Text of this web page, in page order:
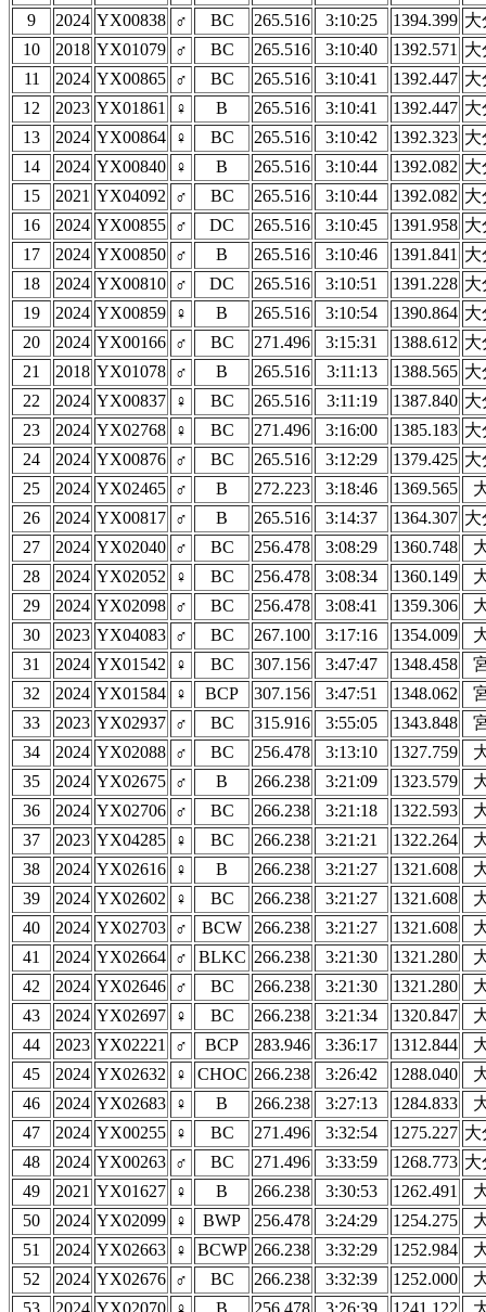
9 2024 YX00838 ♂ BC 265.516 3:10:25 1394.399 大
10
2018 YX01079 ♂ BC 265.516 3:10:40 1392.571 大
11
2024 YX00865 ♂ BC 265.516 3:10:41 1392.447 大
12
2023 YX01861 ♀ B 265.516 3:10:41 1392.447 大
13
2024 YX00864 ♀ BC 265.516 3:10:42 1392.323 大
14
2024 YX00840 ♀ B 265.516 3:10:44 1392.082 大
15
2021 YX04092 ♂ BC 265.516 3:10:44 1392.082 大
16
2024 YX00855 ♂ DC 265.516 3:10:45 1391.958 大
17
2024 YX00850 ♂ B 265.516 3:10:46 1391.841 大
18
2024 YX00810 ♂ DC 265.516 3:10:51 1391.228 大
19
2024 YX00859 ♀ B 265.516 3:10:54 1390.864 大
20
2024 YX00166 ♂ BC 271.496 3:15:31 1388.612 大
21
2018 YX01078 ♂ B 265.516 3:11:13 1388.565 大
22
2024 YX00837 ♀ BC 265.516 3:11:19 1387.840 大
23
2024 YX02768 ♀ BC 271.496 3:16:00 1385.183 大
24
2024 YX00876 ♂ BC 265.516 3:12:29 1379.425 大
25
2024 YX02465 ♂ B 272.223 3:18:46 1369.565
26
2024 YX00817 ♂ B 265.516 3:14:37 1364.307 大
27
2024 YX02040 ♂ BC 256.478 3:08:29 1360.748
28
2024 YX02052 ♀ BC 256.478 3:08:34 1360.149
29
2024 YX02098 ♂ BC 256.478 3:08:41 1359.306
30
2023 YX04083 ♂ BC 267.100 3:17:16 1354.009
31
2024 YX01542 ♀ BC 307.156 3:47:47 1348.458
32
2024 YX01584 ♀ BCP 307.156 3:47:51 1348.062
33
2023 YX02937 ♂ BC 315.916 3:55:05 1343.848
34
2024 YX02088 ♂ BC 256.478 3:13:10 1327.759
35
2024 YX02675 ♂ B 266.238 3:21:09 1323.579
36
2024 YX02706 ♂ BC 266.238 3:21:18 1322.593
37
2023 YX04285 ♀ BC 266.238 3:21:21 1322.264
38
2024 YX02616 ♀ B 266.238 3:21:27 1321.608
39
2024 YX02602 ♀ BC 266.238 3:21:27 1321.608
40
2024 YX02703 ♂ BCW 266.238 3:21:27 1321.608
41
2024 YX02664 ♂ BLKC 266.238 3:21:30 1321.280
42
2024 YX02646 ♂ BC 266.238 3:21:30 1321.280
43
2024 YX02697 ♀ BC 266.238 3:21:34 1320.847
44
2023 YX02221 ♂ BCP 283.946 3:36:17 1312.844
45
2024 YX02632 ♀ CHOC 266.238 3:26:42 1288.040
46
2024 YX02683 ♀ B 266.238 3:27:13 1284.833
47
2024 YX00255 ♀ BC 271.496 3:32:54 1275.227 大
48
2024 YX00263 ♂ BC 271.496 3:33:59 1268.773 大
49
2021 YX01627 ♀ B 266.238 3:30:53 1262.491
50
2024 YX02099 ♀ BWP 256.478 3:24:29 1254.275
51
2024 YX02663 ♀ BCWP 266.238 3:32:29 1252.984
52
2024 YX02676 ♂ BC 266.238 3:32:39 1252.000
53
2024 YX02070 ♀ B 256.478 3:26:39 1241.122